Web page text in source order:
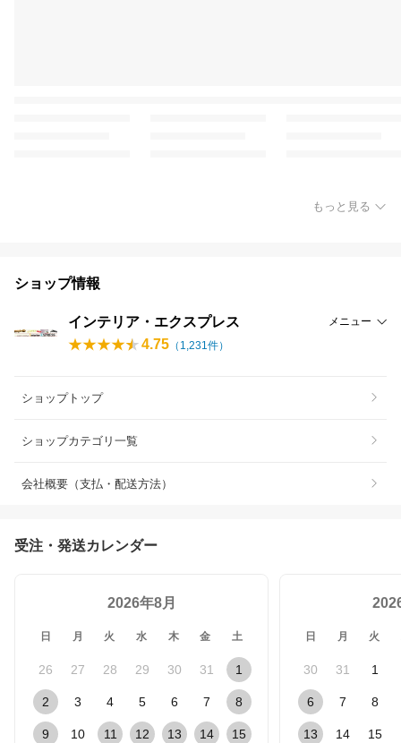
もっと見る
ショップ情報
インテリア・エクスプレス メニュー
4.75 （ 1,231件）
ショップトップ
ショップカテゴリ一覧
会社概要（支払・配送方法）
受注・発送カレンダー
2026年8月
日 月 火 水 木 金 土
26 27 28 29 30 31 1
2 3 4 5 6 7 8
9 10 11 12 13 14 15
日 月 火
30 31 1
6 7 8
13 14 15